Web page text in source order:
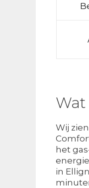
Wat
Wij
het
in